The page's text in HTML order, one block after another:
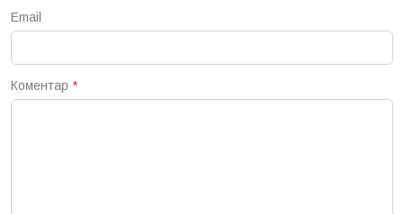
Email
Коментар *